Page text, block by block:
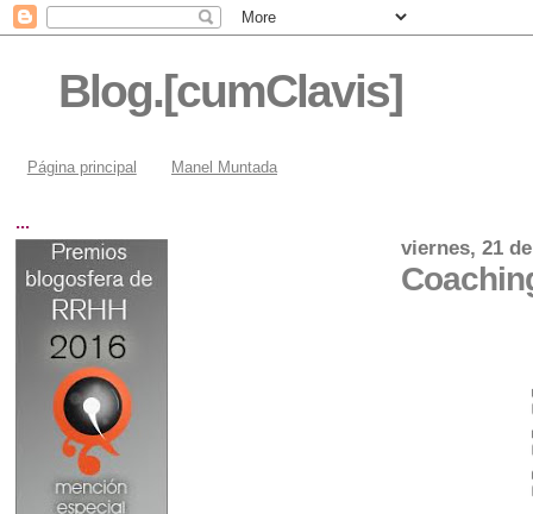
Blog.[cumClavis]
Página principal Manel Muntada
viernes, 21
...